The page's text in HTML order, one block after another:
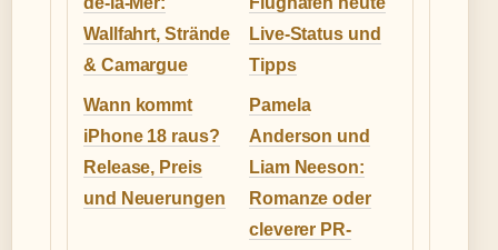
Wallfahrt, Strände
& Camargue
Live-Status und
Tipps
Wann kommt
iPhone 18 raus?
Release, Preis
und Neuerungen
Pamela
Anderson und
Liam Neeson:
Romanze oder
cleverer PR-